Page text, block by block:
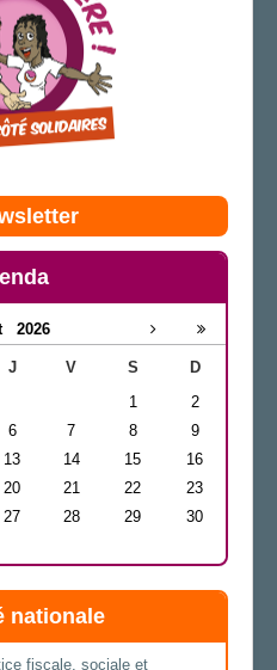
2026
J V S
D
1
2
6 7 8 9
13 14 15
16
20 21 22
23
27 28 29
30
nationale
fiscale, sociale et